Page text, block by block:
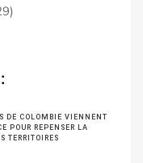
DE COLOMBIE VIENNENT
POUR REPENSER LA
TERRITOIRES